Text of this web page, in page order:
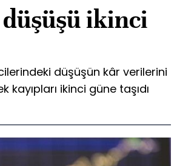
ikinci
düşüşün kâr verilerini
kayıpları ikinci güne taşıdı